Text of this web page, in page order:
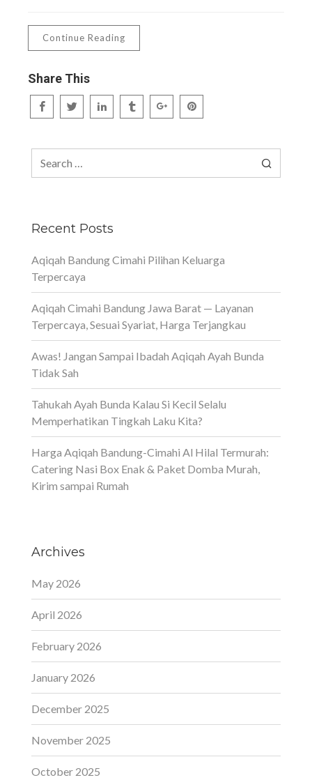
Continue Reading
Share This
Recent Posts
Aqiqah Bandung Cimahi Pilihan Keluarga
Terpercaya
Aqiqah Cimahi Bandung Jawa Barat — Layanan
Terpercaya, Sesuai Syariat, Harga Terjangkau
Awas! Jangan Sampai Ibadah Aqiqah Ayah Bunda
Tidak Sah
Tahukah Ayah Bunda Kalau Si Kecil Selalu
Memperhatikan Tingkah Laku Kita?
Harga Aqiqah Bandung-Cimahi Al Hilal Termurah:
Catering Nasi Box Enak & Paket Domba Murah,
Kirim sampai Rumah
Archives
May 2026
April 2026
February 2026
January 2026
December 2025
November 2025
October 2025